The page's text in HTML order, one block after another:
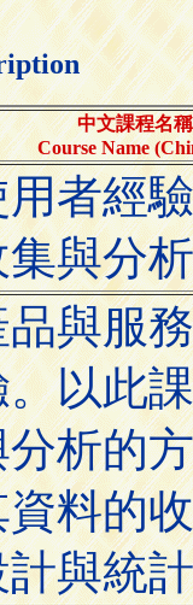
中文課程名稱
Course Name
用者經
集與分析
品與服
。以此
分析的
資料的
計與統